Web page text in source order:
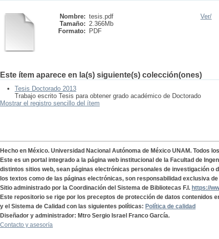
Nombre: tesis.pdf
Tamaño: 2.366Mb
Formato:
PDF
Ver/
Este ítem aparece en la(s) siguiente(s) colección(ones)
Tesis Doctorado 2013
Trabajo escrito Tesis para obtener grado académico de Doctorado
Mostrar el registro sencillo del ítem
Hecho en México. Universidad Nacional Autónoma de México UNAM. Todos
Este es un portal integrado a la página web institucional de la Facultad de
distintos sitios web, sean páginas electrónicas personales de investigación o
los textos como de las páginas electrónicas, son responsabilidad exclusiva
Sitio administrado por la Coordinación del Sistema de Bibliotecas F.I. https://
Este repositorio se rige por los preceptos de protección de datos contenidos
y el Sistema de Calidad con las siguientes políticas: Política de calidad
Diseñador y administrador: Mtro Sergio Israel Franco García.
Contacto y asesoría